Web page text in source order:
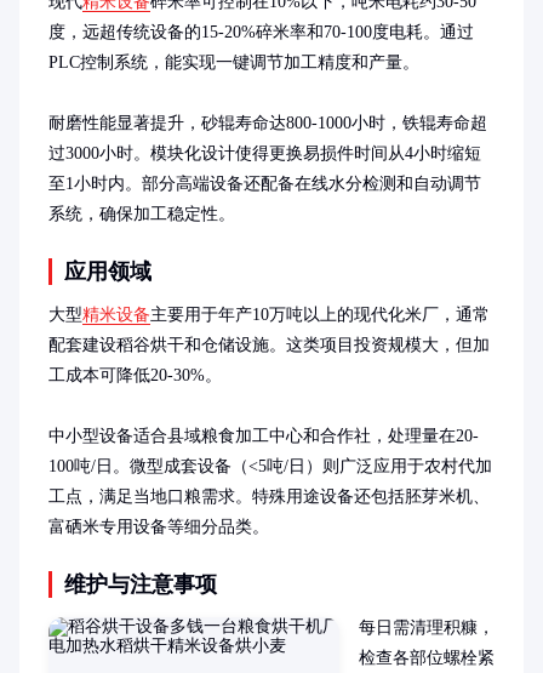
度，远超传统设备的15-20%碎米率和70-100度电耗。通过
PLC控制系统，能实现一键调节加工精度和产量。
耐磨性能显著提升，砂辊寿命达800-1000小时，铁辊寿命超
过3000小时。模块化设计使得更换易损件时间从4小时缩短
至1小时内。部分高端设备还配备在线水分检测和自动调节
系统，确保加工稳定性。
应用领域
大型精米设备主要用于年产10万吨以上的现代化米厂，通常
配套建设稻谷烘干和仓储设施。这类项目投资规模大，但加
工成本可降低20-30%。
中小型设备适合县域粮食加工中心和合作社，处理量在20-
100吨/日。微型成套设备（<5吨/日）则广泛应用于农村代加
工点，满足当地口粮需求。特殊用途设备还包括胚芽米机、
富硒米专用设备等细分品类。
维护与注意事项
每日需清理积糠，
检查各部位螺栓紧